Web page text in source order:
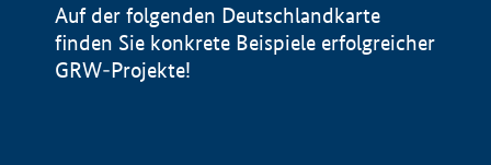
Auf der folgenden Deutschlandkarte
finden Sie konkrete Beispiele erfolgreicher
GRW-Projekte!